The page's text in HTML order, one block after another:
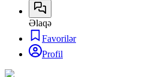
Əlaqə
Favorilər
Profil